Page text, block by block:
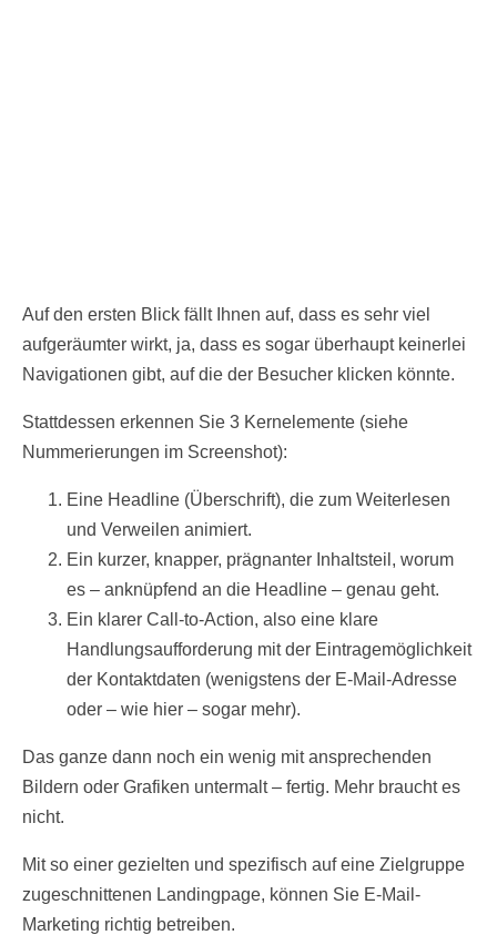
Auf den ersten Blick fällt Ihnen auf, dass es sehr viel
aufgeräumter wirkt, ja, dass es sogar überhaupt keinerlei
Navigationen gibt, auf die der Besucher klicken könnte.
Stattdessen erkennen Sie 3 Kernelemente (siehe
Nummerierungen im Screenshot):
Eine Headline (Überschrift), die zum Weiterlesen
und Verweilen animiert.
Ein kurzer, knapper, prägnanter Inhaltsteil, worum
es – anknüpfend an die Headline – genau geht.
Ein klarer Call-to-Action, also eine klare
Handlungsaufforderung mit der Eintragemöglichkeit
der Kontaktdaten (wenigstens der E-Mail-Adresse
oder – wie hier – sogar mehr).
Das ganze dann noch ein wenig mit ansprechenden
Bildern oder Grafiken untermalt – fertig. Mehr braucht es
nicht.
Mit so einer gezielten und spezifisch auf eine Zielgruppe
zugeschnittenen Landingpage, können Sie E-Mail-
Marketing richtig betreiben.